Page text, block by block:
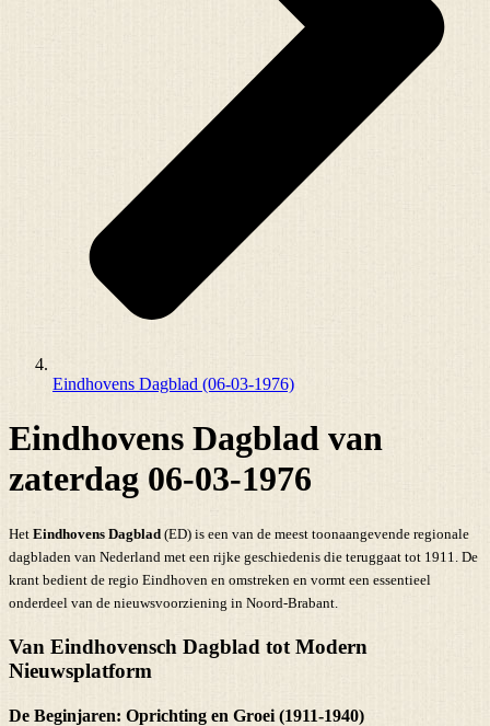
Eindhovens Dagblad (06-03-1976)
Eindhovens Dagblad van
zaterdag 06-03-1976
Het Eindhovens Dagblad (ED) is een van de meest toonaangevende regionale
dagbladen van Nederland met een rijke geschiedenis die teruggaat tot 1911. De
krant bedient de regio Eindhoven en omstreken en vormt een essentieel
onderdeel van de nieuwsvoorziening in Noord-Brabant.
Van Eindhovensch Dagblad tot Modern
Nieuwsplatform
De Beginjaren: Oprichting en Groei (1911-1940)